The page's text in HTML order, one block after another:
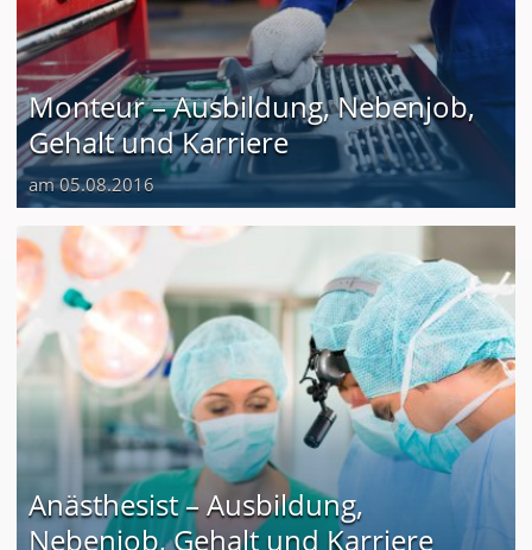
Monteur – Ausbildung, Nebenjob,
Gehalt und Karriere
am 05.08.2016
Anästhesist – Ausbildung,
Nebenjob, Gehalt und Karriere